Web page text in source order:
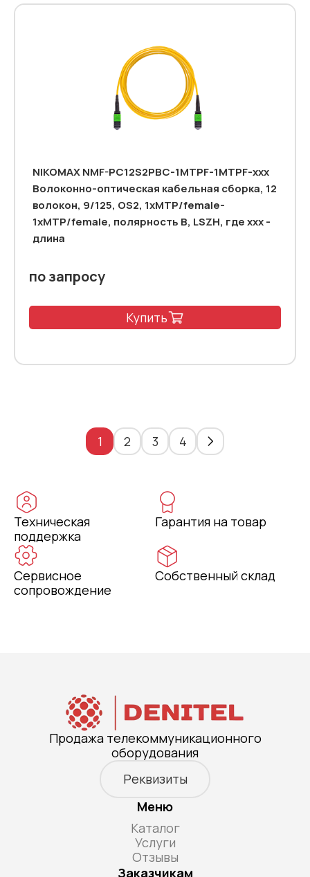
NIKOMAX NMF-PC12S2PBC-1MTPF-1MTPF-xxx
Волоконно-оптическая кабельная сборка, 12
волокон, 9/125, OS2, 1xMTP/female-
1xMTP/female, полярность B, LSZH, где ххх -
длина
по запросу
Купить
1 2 3 4
Техническая
поддержка
Гарантия на товар
Сервисное
сопровождение
Собственный склад
Продажа телекоммуникационного
оборудования
Реквизиты
Меню
Каталог
Услуги
Отзывы
Заказчикам